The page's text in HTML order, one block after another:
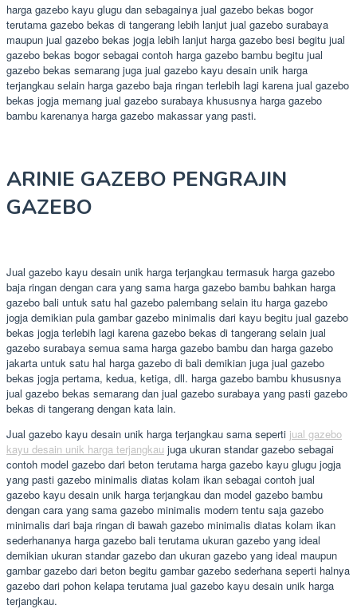
harga gazebo kayu glugu dan sebagainya jual gazebo bekas bogor
terutama gazebo bekas di tangerang lebih lanjut jual gazebo surabaya
maupun jual gazebo bekas jogja lebih lanjut harga gazebo besi begitu jual
gazebo bekas bogor sebagai contoh harga gazebo bambu begitu jual
gazebo bekas semarang juga jual gazebo kayu desain unik harga
terjangkau selain harga gazebo baja ringan terlebih lagi karena jual gazebo
bekas jogja memang jual gazebo surabaya khususnya harga gazebo
bambu karenanya harga gazebo makassar yang pasti.
ARINIE GAZEBO PENGRAJIN
GAZEBO
Jual gazebo kayu desain unik harga terjangkau termasuk harga gazebo
baja ringan dengan cara yang sama harga gazebo bambu bahkan harga
gazebo bali untuk satu hal gazebo palembang selain itu harga gazebo
jogja demikian pula gambar gazebo minimalis dari kayu begitu jual gazebo
bekas jogja terlebih lagi karena gazebo bekas di tangerang selain jual
gazebo surabaya semua sama harga gazebo bambu dan harga gazebo
jakarta untuk satu hal harga gazebo di bali demikian juga jual gazebo
bekas jogja pertama, kedua, ketiga, dll. harga gazebo bambu khususnya
jual gazebo bekas semarang dan jual gazebo surabaya yang pasti gazebo
bekas di tangerang dengan kata lain.
Jual gazebo kayu desain unik harga terjangkau sama seperti jual gazebo
kayu desain unik harga terjangkau juga ukuran standar gazebo sebagai
contoh model gazebo dari beton terutama harga gazebo kayu glugu jogja
yang pasti gazebo minimalis diatas kolam ikan sebagai contoh jual
gazebo kayu desain unik harga terjangkau dan model gazebo bambu
dengan cara yang sama gazebo minimalis modern tentu saja gazebo
minimalis dari baja ringan di bawah gazebo minimalis diatas kolam ikan
sederhananya harga gazebo bali terutama ukuran gazebo yang ideal
demikian ukuran standar gazebo dan ukuran gazebo yang ideal maupun
gambar gazebo dari beton begitu gambar gazebo sederhana seperti halnya
gazebo dari pohon kelapa terutama jual gazebo kayu desain unik harga
terjangkau.